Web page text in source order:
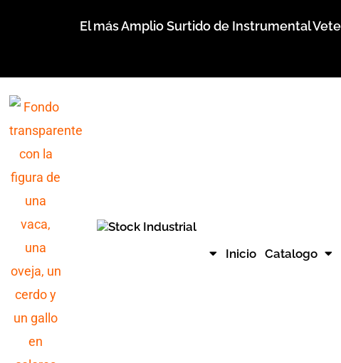
El más Amplio Surtido de Instrumental
Inicio Catalogo